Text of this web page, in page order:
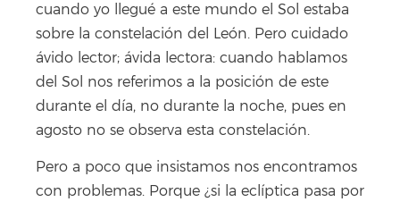
cuando yo llegué a este mundo el Sol estaba
sobre la constelación del León. Pero cuidado
ávido lector; ávida lectora: cuando hablamos
del Sol nos referimos a la posición de este
durante el día, no durante la noche, pues en
agosto no se observa esta constelación.
Pero a poco que insistamos nos encontramos
con problemas. Porque ¿si la eclíptica pasa por